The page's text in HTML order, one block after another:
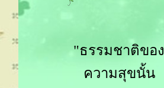
"ธรรมชาติของ
ความสุขนั้น